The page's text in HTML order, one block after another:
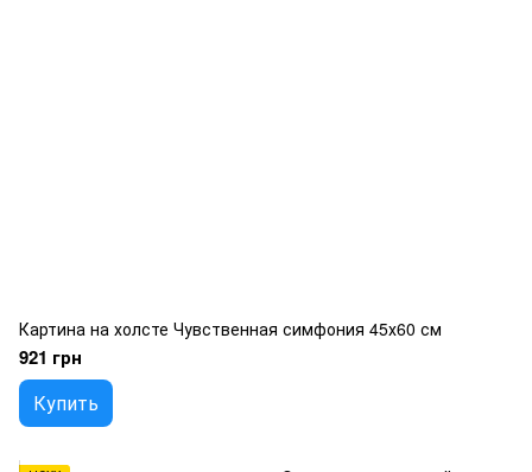
Картина на холсте Чувственная симфония 45х60 см
921 грн
Купить